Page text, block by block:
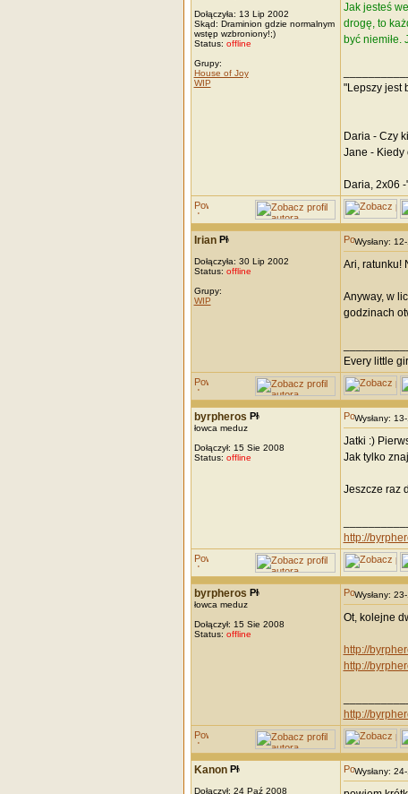
Dołączyła: 13 Lip 2002
Skąd: Draminion gdzie normalnym
wstęp wzbroniony!;)
Status: offline
Grupy:
House of Joy
WIP
Jak jesteś
drogę, to
być niemiłe.
"Lepszy jest
Daria - Czy
Jane - Kiedy
Daria, 2x06
Irian
Dołączyła: 30 Lip 2002
Status: offline
Grupy:
WIP
Wysłany:
Ari, ratunku!
Anyway, w
godzinach
Every little
byrpheros
łowca meduz
Dołączył: 15 Sie 2008
Status: offline
Wysłany:
Jatki :)
Jak tylko
Jeszcze raz
http://
byrpheros
łowca meduz
Dołączył: 15 Sie 2008
Status: offline
Wysłany:
Ot, kolejne
http://
http://
http://
Kanon
Dołączył: 24 Paź 2008
Wysłany: